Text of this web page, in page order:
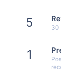
5 30
1